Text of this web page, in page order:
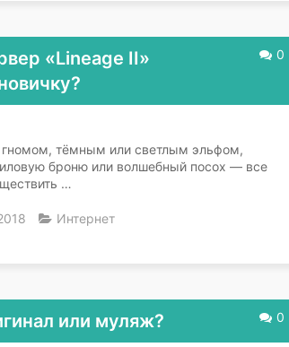
0
«Lineage II»
гномом, тёмным или светлым эльфом,
броню или волшебный посох — все
…
Интернет
0
или муляж?